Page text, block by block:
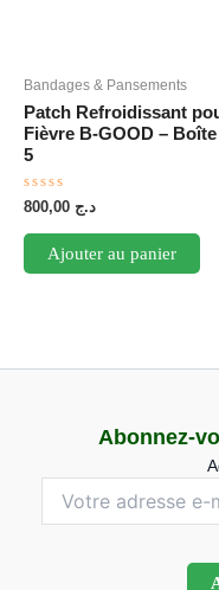
Bandages & Pansements
Patch Refroidissant
Fièvre B-GOOD –
5
Note
sur
د.ج
Ajouter au panier
Abonnez-